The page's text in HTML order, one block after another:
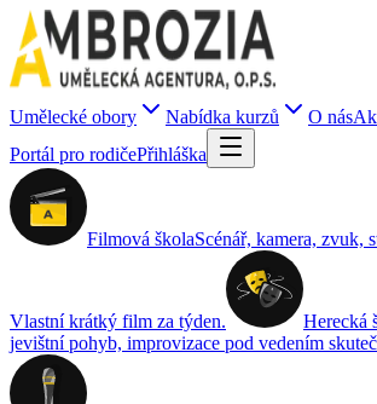
Umělecké obory Nabídka kurzů O nás
Portál pro rodičePřihláška
Filmová školaScénář, kamera, zvuk,
Vlastní krátký film za týden. Herecká
jevištní pohyb, improvizace pod vedením